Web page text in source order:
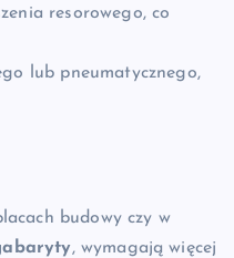
resorowego, co
lub pneumatycznego,
budowy czy w
, wymagają więcej